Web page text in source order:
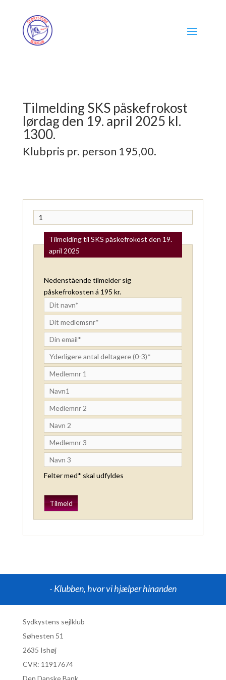
Tilmelding SKS påskefrokost
lørdag den 19. april 2025 kl.
1300.
Klubpris pr. person 195,00.
Tilmelding til SKS påskefrokost den 19.
april 2025
Nedenstående tilmelder sig
påskefrokosten á 195 kr.
Felter med* skal udfyldes
- Klubben, hvor vi hjælper hinanden
Sydkystens sejlklub
Søhesten 51
2635 Ishøj
CVR: 11917674